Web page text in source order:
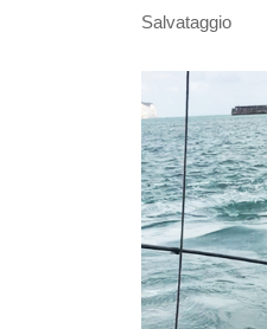
Salvataggio